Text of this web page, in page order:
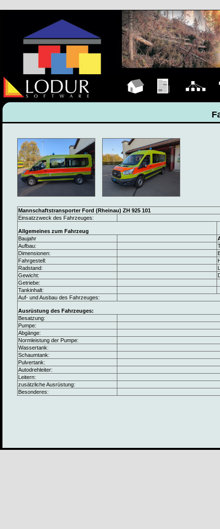
Mannschaftstransporter Ford (Rheinau) ZH 925 101
Einsatzzweck des Fahrzeuges:
Allgemeines zum Fahrzeug
Baujahr
Aufbau:
Dimensionen:
Fahrgestell:
Radstand:
Gewicht:
Getriebe:
Tankinhalt:
Auf- und Ausbau des Fahrzeuges:
Ausrüstung des Fahrzeuges:
Besatzung:
Pumpe:
Abgänge:
Normleistung der Pumpe:
Wassertank:
Schaumtank:
Pulvertank:
Autodrehleiter:
Leitern:
zusätzliche Ausrüstung:
Besonderes: